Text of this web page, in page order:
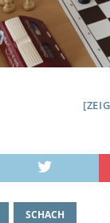
SCHACH